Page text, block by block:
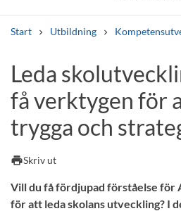
Start Utbildning
Andra söktjänster
Kurser och programKursplaner
Leda
få verktygen för
trygga och
printSkriv ut
Vill du få fördjupad förståelse
för att leda skolans utveckling? I